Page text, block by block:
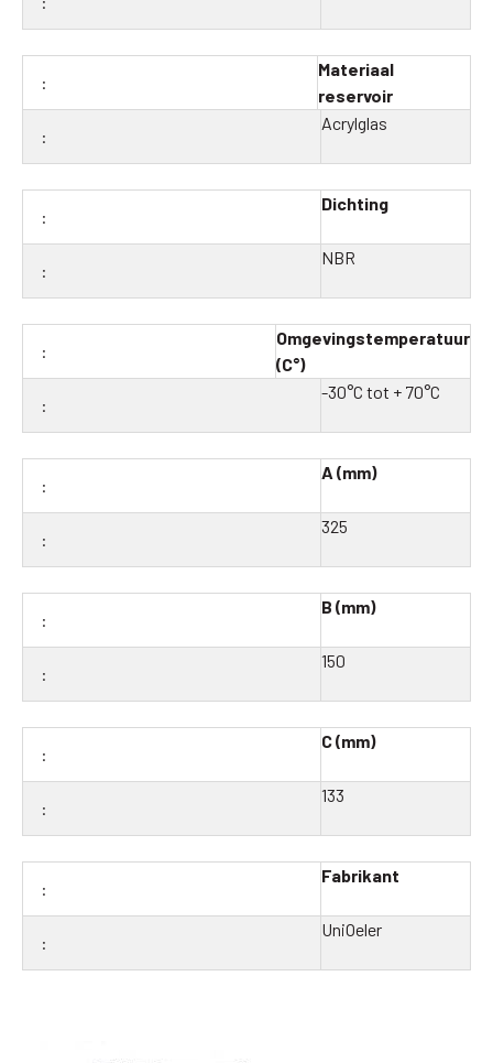
Materiaal
reservoir
Acrylglas
Dichting
NBR
Omgevingstemperatuur
(C°)
-30°C tot + 70°C
A (mm)
325
B (mm)
150
C (mm)
133
Fabrikant
UniOeler